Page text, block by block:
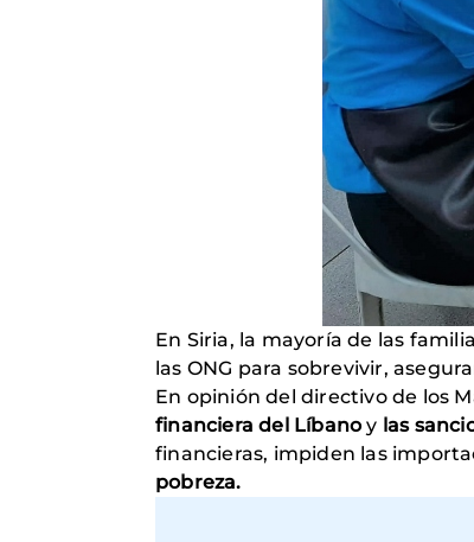
En Siria, la mayoría de las
las ONG para sobrevivir,
En opinión del directivo de los
financiera del Líbanoy las
financieras, impiden las
pobreza.